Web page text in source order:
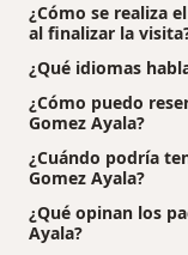
¿Cómo se realiza
al finalizar la
¿Qué idiomas
¿Cómo puedo
Gomez Ayala?
¿Cuándo podría
Gomez Ayala?
¿Qué opinan los
Ayala?